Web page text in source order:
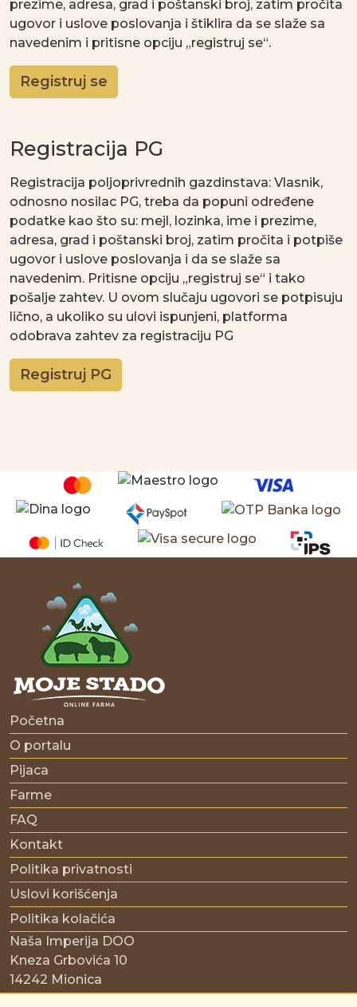
prezime, adresa, grad i poštanski broj, zatim pročita
ugovor i uslove poslovanja i štiklira da se slaže sa
navedenim i pritisne opciju „registruj se“.
Registruj se
Registracija PG
Registracija poljoprivrednih gazdinstava: Vlasnik,
odnosno nosilac PG, treba da popuni određene
podatke kao što su: mejl, lozinka, ime i prezime,
adresa, grad i poštanski broj, zatim pročita i potpiše
ugovor i uslove poslovanja i da se slaže sa
navedenim. Pritisne opciju „registruj se“ i tako
pošalje zahtev. U ovom slučaju ugovori se potpisuju
lično, a ukoliko su ulovi ispunjeni, platforma
odobrava zahtev za registraciju PG
Registruj PG
Početna
O portalu
Pijaca
Farme
FAQ
Kontakt
Politika privatnosti
Uslovi korišćenja
Politika kolačića
Naša Imperija DOO
Kneza Grbovića 10
14242 Mionica
Srbija